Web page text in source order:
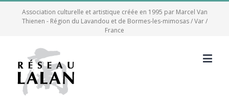
Association culturelle et artistique créée en 1995 par Marcel Van
Thienen - Région du Lavandou et de Bormes-les-mimosas / Var /
France